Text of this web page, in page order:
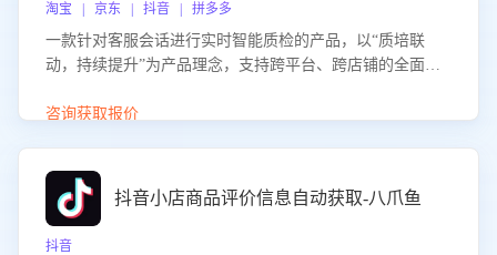
淘宝 | 京东 | 抖音 | 拼多多
一款针对客服会话进行实时智能质检的产品，以“质培联
动，持续提升”为产品理念，支持跨平台、跨店铺的全面、
升客服团队的销服能力。
咨询获取报价
抖音小店商品评价信息自动获取-八爪鱼
抖音